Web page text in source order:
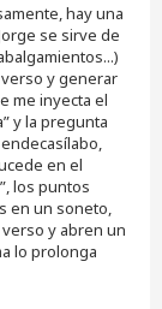
hay una
se sirve de
y generar
me inyecta el
y la pregunta
en el
los puntos
en un soneto,
y abren un
lo prolonga